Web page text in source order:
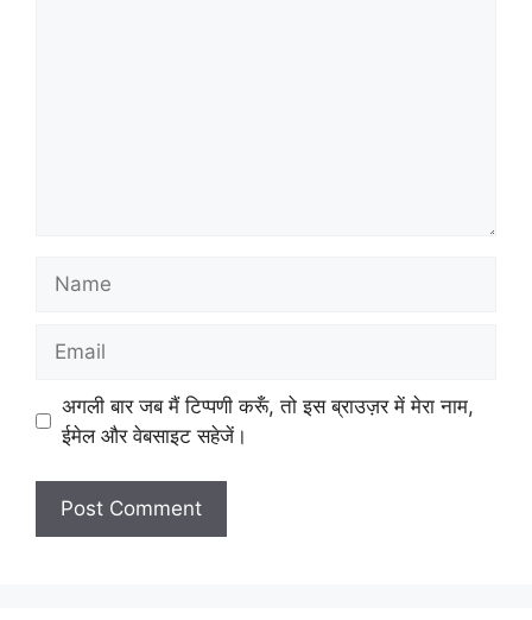
अगली बार जब मैं टिप्पणी करूँ, तो इस ब्राउज़र में मेरा नाम,
ईमेल और वेबसाइट सहेजें।